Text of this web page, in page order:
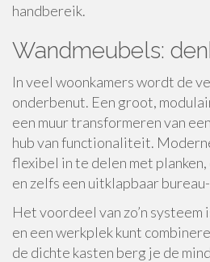
handbereik.
Wandmeubels:
In veel woonkamers wordt de
onderbenut. Een groot,
een muur transformeren van
hub van functionaliteit.
flexibel in te delen met
en zelfs een uitklapbaar
Het voordeel van zo’n
en een werkplek kunt
de dichte kasten berg je de